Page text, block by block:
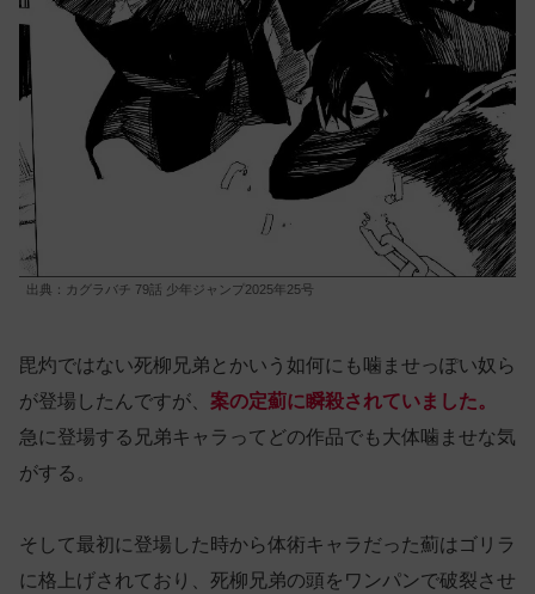
出典：カグラバチ 79話 少年ジャンプ2025年25号
毘灼ではない死柳兄弟とかいう如何にも噛ませっぽい奴ら
が登場したんですが、 案の定薊に瞬殺されていました。
急に登場する兄弟キャラってどの作品でも大体噛ませな気
がする。
そして最初に登場した時から体術キャラだった薊はゴリラ
に格上げされており、死柳兄弟の頭をワンパンで破裂させ